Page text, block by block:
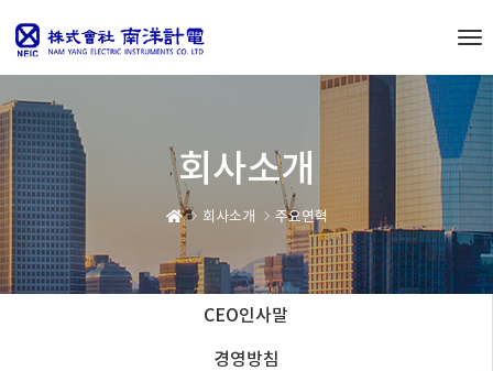
회사소개
회사소개 주요연혁
CEO인사말
경영방침